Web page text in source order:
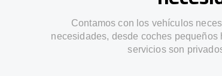
Contamos con los vehículos
necesidades, desde coches pequeños
servicios son